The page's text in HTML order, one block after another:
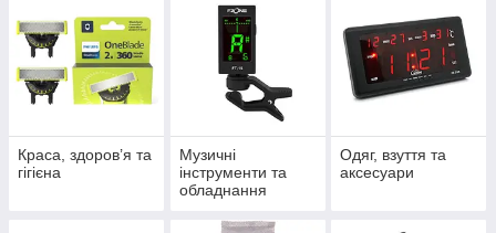
Краса, здоров’я та
гігієна
Музичні
інструменти та
обладнання
Одяг, взуття та
аксесуари